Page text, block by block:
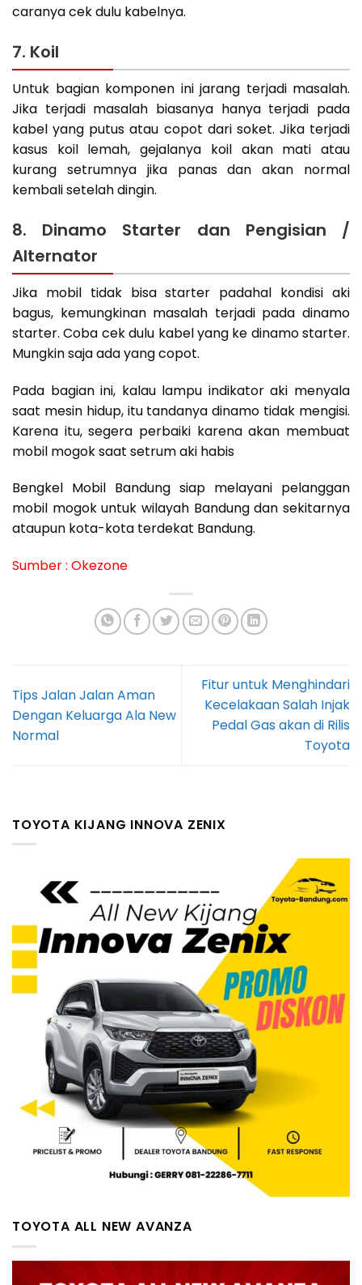
caranya cek dulu kabelnya.
7. Koil
Untuk bagian komponen ini jarang terjadi masalah.
Jika terjadi masalah biasanya hanya terjadi pada
kabel yang putus atau copot dari soket. Jika terjadi
kasus koil lemah, gejalanya koil akan mati atau
kurang setrumnya jika panas dan akan normal
kembali setelah dingin.
8. Dinamo Starter dan Pengisian /
Alternator
Jika mobil tidak bisa starter padahal kondisi aki
bagus, kemungkinan masalah terjadi pada dinamo
starter. Coba cek dulu kabel yang ke dinamo starter.
Mungkin saja ada yang copot.
Pada bagian ini, kalau lampu indikator aki menyala
saat mesin hidup, itu tandanya dinamo tidak mengisi.
Karena itu, segera perbaiki karena akan membuat
mobil mogok saat setrum aki habis
Bengkel Mobil Bandung siap melayani pelanggan
mobil mogok untuk wilayah Bandung dan sekitarnya
ataupun kota-kota terdekat Bandung.
Sumber : Okezone
Tips Jalan Jalan Aman
Dengan Keluarga Ala New
Normal
Fitur untuk Menghindari
Kecelakaan Salah Injak
Pedal Gas akan di Rilis
Toyota
TOYOTA KIJANG INNOVA ZENIX
TOYOTA ALL NEW AVANZA